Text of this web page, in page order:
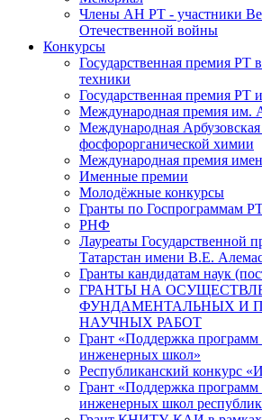
Члены АН РТ - участники
Отечественной войны
Конкурсы
Государственная премия РТ
техники
Государственная премия РТ
Международная премия им.
Международная
фосфорорганической химии
Международная премия
Именные премии
Молодёжные конкурсы
Гранты по Госпрограммам
РНФ
Лауреаты Государственной
Татарстан имени В.Е.
Гранты кандидатам наук
ГРАНТЫ НА
ФУНДАМЕНТАЛЬНЫХ И
НАУЧНЫХ РАБОТ
Грант «Поддержка программ
инженерных школ»
Республиканский конкурс
Грант «Поддержка программ
инженерных школ